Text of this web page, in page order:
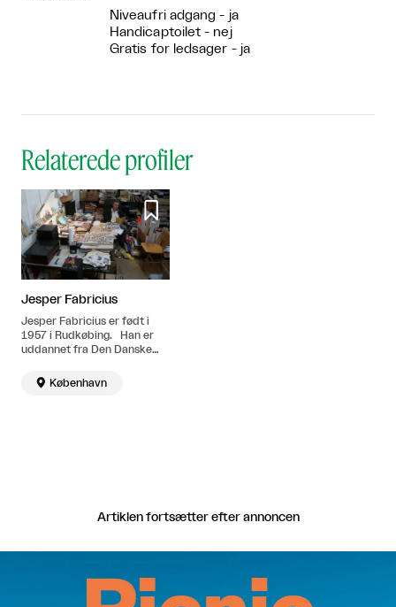
Niveaufri adgang - ja
Handicaptoilet - nej
Gratis for ledsager - ja
Relaterede profiler

Jesper Fabricius
Jesper Fabricius er født i
1957 i Rudkøbing. Han er
uddannet fra Den Danske
1987-91. Bor og arbejder i
 København
Artiklen fortsætter efter annoncen